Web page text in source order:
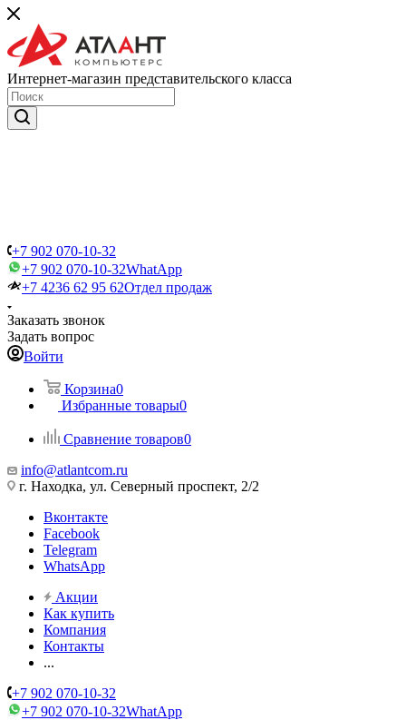
Интернет-магазин представительского класса
+7 902 070-10-32
+7 902 070-10-32WhatApp
+7 4236 62 95 62Отдел продаж
Заказать звонок
Задать вопрос
Войти
Корзина0
Избранные товары0
Сравнение товаров0
info@atlantcom.ru
г. Находка, ул. Северный проспект, 2/2
Вконтакте
Facebook
Telegram
WhatsApp
Акции
Как купить
Компания
Контакты
...
+7 902 070-10-32
+7 902 070-10-32WhatApp